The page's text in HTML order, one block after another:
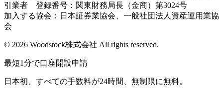
引業者 登録番号：関東財務局長（金商）第3024号
加入する協会：日本証券業協会、一般社団法人資産運用業協
会
© 2026 Woodstock株式会社 All rights reserved.
最短1分で口座開設申請
日本初、すべての手数料が24時間、無制限に無料。